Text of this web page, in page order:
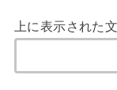
上に表示された